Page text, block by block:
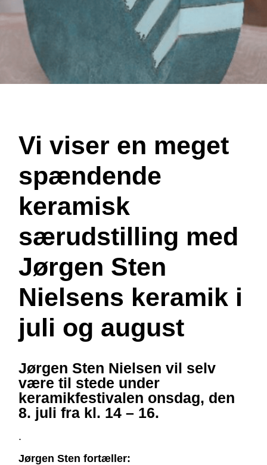
Vi viser en meget
spændende
keramisk
særudstilling med
Jørgen Sten
Nielsens keramik i
juli og august
Jørgen Sten Nielsen vil selv
være til stede under
keramikfestivalen onsdag, den
8. juli fra kl. 14 – 16.
.
Jørgen Sten fortæller: